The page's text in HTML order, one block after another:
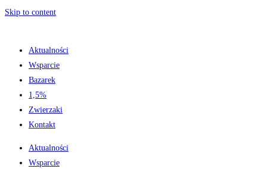
Skip to content
Aktualności
Wsparcie
Bazarek
1,5%
Zwierzaki
Kontakt
Aktualności
Wsparcie